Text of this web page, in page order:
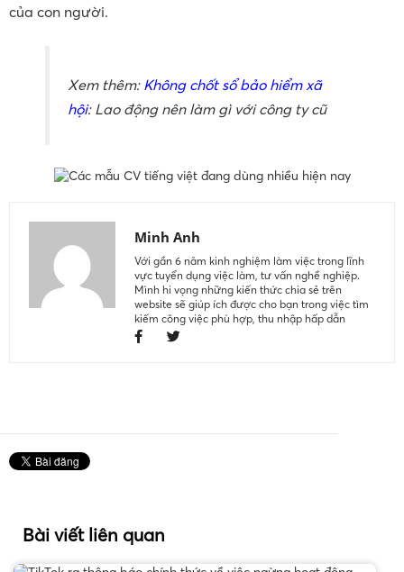
của con người.
Xem thêm: Không chốt sổ bảo hiểm xã
hội: Lao động nên làm gì với công ty cũ
Minh Anh
Với gần 6 năm kinh nghiệm làm việc trong lĩnh
vực tuyển dụng việc làm, tư vấn nghề nghiệp.
Mình hi vọng những kiến thức chia sẻ trên
website sẽ giúp ích được cho bạn trong việc tìm
kiếm công việc phù hợp, thu nhập hấp dẫn
Bài viết liên quan